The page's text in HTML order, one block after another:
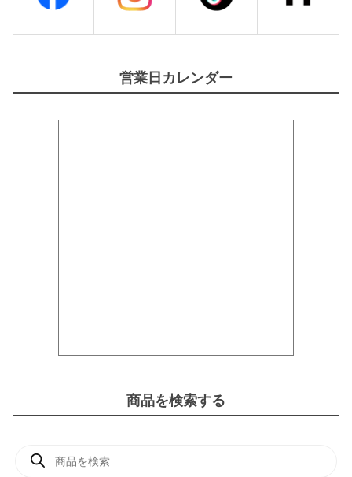
営業日カレンダー
商品を検索する